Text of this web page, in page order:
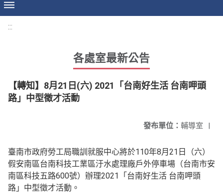
:::
各處室最新公告
【轉知】8月21日(六) 2021「台南好生活 台南呷頭
路」中型徵才活動
發布單位： 輔導室 |
臺南市政府勞工局職訓就服中心將於110年8月21日（六）
假安南區台南科技工業區汙水處理廠戶外停車場（台南市安
南區科技五路600號）辦理2021「台南好生活 台南呷頭
路」中型徵才活動。